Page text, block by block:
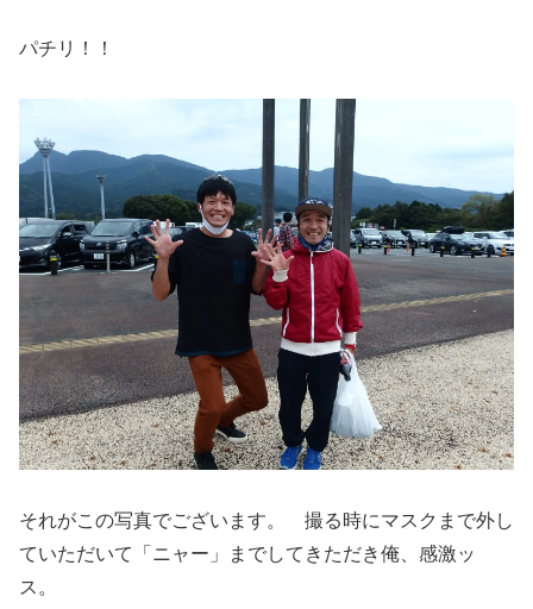
パチリ！！
それがこの写真でございます。 撮る時にマスクまで外し
ていただいて「ニャー」までしてきただき俺、感激ッ
ス。